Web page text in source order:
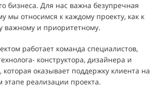
бизнеса. Для нас важна безупречная
мы относимся к каждому проекту, как к
важному и приоритетному.
работает команда специалистов,
конструктора, дизайнера и
оказывает поддержку клиента на
этапе реализации проекта.